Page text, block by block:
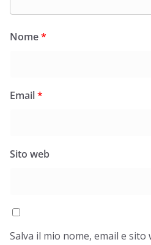
Nome*
Email*
Sito web
Salva il mio nome, email e